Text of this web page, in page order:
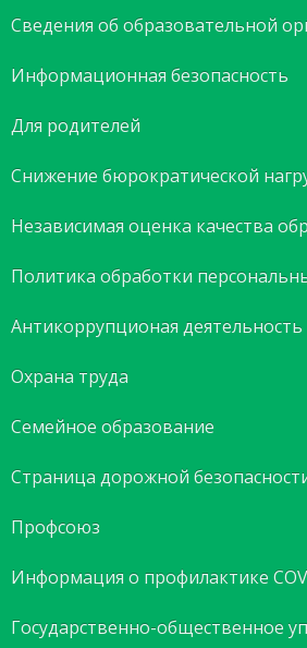
Сведения об образовательной
Информационная безопасность
Для родителей
Независимая оценка качества
Политика обработки
Антикоррупционая деятельность
Охрана труда
Семейное образование
Страница дорожной
Профсоюз
Информация о профилактике
Государственно-общественное